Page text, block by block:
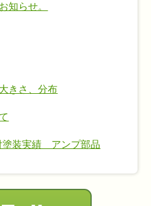
知らせ。
きさ、分布
塗装実績 アンプ部品